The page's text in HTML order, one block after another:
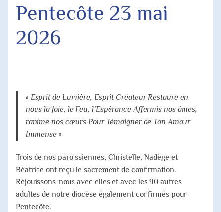
Pentecôte 23 mai
2026
« Esprit de Lumière, Esprit Créateur Restaure en
nous la Joie, le Feu, l’Espérance Affermis nos âmes,
ranime nos cœurs Pour Témoigner de Ton Amour
Immense »
Trois de nos paroissiennes, Christelle, Nadège et
Béatrice ont reçu le sacrement de confirmation.
Réjouissons-nous avec elles et avec les 90 autres
adultes de notre diocèse également confirmés pour
Pentecôte.